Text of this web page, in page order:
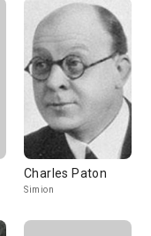
Charles Paton
Simion